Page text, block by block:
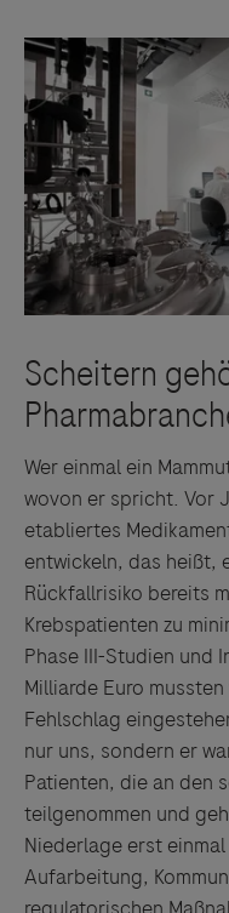
Wer einmal ein
wovon er spricht. Vor
etabliertes
entwickeln, das heißt,
Rückfallrisiko bereits
Krebspatienten zu
Phase III-Studien und
Milliarde Euro
Fehlschlag
nur uns, sondern er
Patienten, die an den
teilgenommen und
Niederlage erst
Aufarbeitung,